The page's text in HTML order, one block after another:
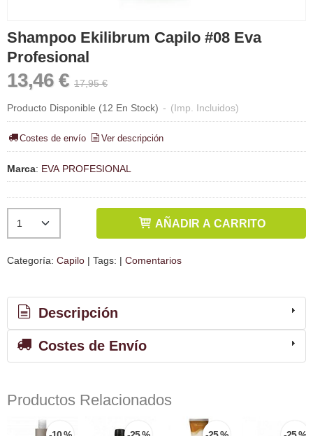
Shampoo Ekilibrum Capilo #08 Eva
Profesional
13,46 € 17,95 €
Producto Disponible (12 En Stock) - (Imp. Incluidos)
Costes de envío Ver descripción
Marca: EVA PROFESIONAL
AÑADIR A CARRITO
Categoría: Capilo | Tags: | Comentarios
Descripción
Costes de Envío
Productos Relacionados